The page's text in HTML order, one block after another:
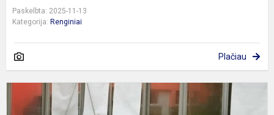
Paskelbta: 2025-11-13
Kategorija: Renginiai
Plačiau